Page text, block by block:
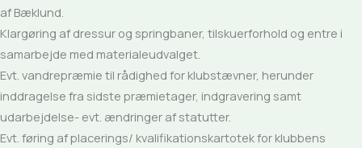
af Bæklund.
Klargøring af dressur og springbaner, tilskuerforhold og entre i
samarbejde med materialeudvalget.
Evt. vandrepræmie til rådighed for klubstævner, herunder
inddragelse fra sidste præmietager, indgravering samt
udarbejdelse- evt. ændringer af statutter.
Evt. føring af placerings/ kvalifikationskartotek for klubbens